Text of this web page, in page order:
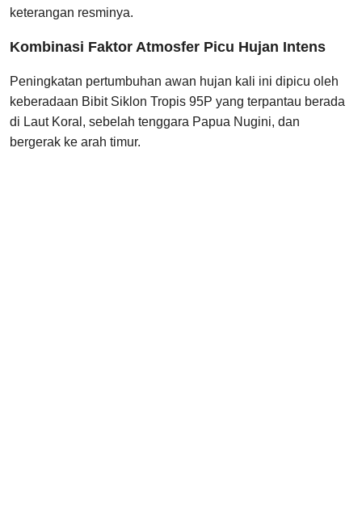
keterangan resminya.
Kombinasi Faktor Atmosfer Picu Hujan Intens
Peningkatan pertumbuhan awan hujan kali ini dipicu oleh
keberadaan Bibit Siklon Tropis 95P yang terpantau berada
di Laut Koral, sebelah tenggara Papua Nugini, dan
bergerak ke arah timur.